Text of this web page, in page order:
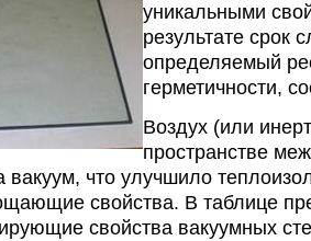
уникальными
результате срок
определяемый
герметичности,
Воздух (или
пространстве
вакуум, что улучшило
свойства. В таблице
свойства вакуумных